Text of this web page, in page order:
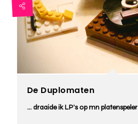
De Duplomaten
... draaide ik LP's op mn platenspeler